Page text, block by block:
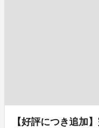
【好評につき追加